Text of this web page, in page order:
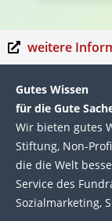
weitere
Gutes Wissen
für die Gute
Wir bie­ten gutes
Stif­tung, Non-
die die Welt
Service des
Sozial­marke­ting,